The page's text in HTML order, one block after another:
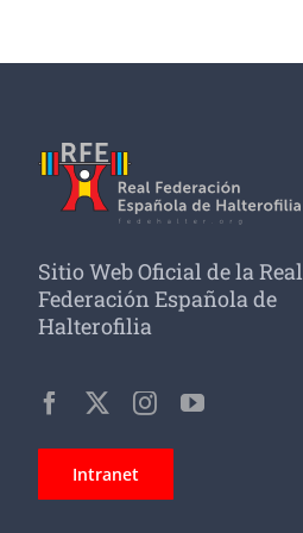
Sitio Web Oficial de la Real
Federación Española de
Halterofilia
Intranet